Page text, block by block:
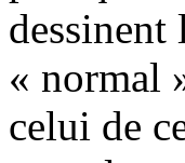
« normal
celui de